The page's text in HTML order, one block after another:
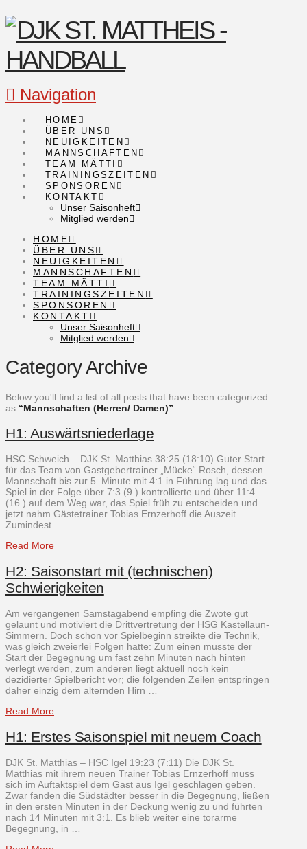
Navigation
HOME
ÜBER UNS
NEUIGKEITEN
MANNSCHAFTEN
TEAM MÄTTI
TRAININGSZEITEN
SPONSOREN
KONTAKT
Unser Saisonheft
Mitglied werden
HOME
ÜBER UNS
NEUIGKEITEN
MANNSCHAFTEN
TEAM MÄTTI
TRAININGSZEITEN
SPONSOREN
KONTAKT
Unser Saisonheft
Mitglied werden
Category Archive
Below you'll find a list of all posts that have been categorized
as “Mannschaften (Herren/ Damen)”
H1: Auswärtsniederlage
HSC Schweich – DJK St. Matthias 38:25 (18:10) Guter Start
für das Team von Gastgebertrainer „Mücke“ Rosch, dessen
Mannschaft bis zur 5. Minute mit 4:1 in Führung lag und das
Spiel in der Folge über 7:3 (9.) kontrollierte und über 11:4
(16.) auf dem Weg war, das Spiel früh zu entscheiden und
jetzt nahm Gästetrainer Tobias Ernzerhoff die Auszeit.
Zumindest …
Read More
H2: Saisonstart mit (technischen)
Schwierigkeiten
Am vergangenen Samstagabend empfing die Zwote gut
gelaunt und motiviert die Drittvertretung der HSG Kastellaun-
Simmern. Doch schon vor Spielbeginn streikte die Technik,
was gleich zweierlei Folgen hatte: Zum einen musste der
Start der Begegnung um fast zehn Minuten nach hinten
verlegt werden, zum anderen liegt aktuell noch kein
dezidierter Spielbericht vor; die folgenden Zeilen entspringen
daher einzig dem alternden Hirn …
Read More
H1: Erstes Saisonspiel mit neuem Coach
DJK St. Matthias – HSC Igel 19:23 (7:11) Die DJK St.
Matthias mit ihrem neuen Trainer Tobias Ernzerhoff muss
sich im Auftaktspiel dem Gast aus Igel geschlagen geben.
Zwar fanden die Südstädter besser in die Begegnung, ließen
in den ersten Minuten in der Deckung wenig zu und führten
nach 14 Minuten mit 3:1. Es blieb weiter eine torarme
Begegnung, in …